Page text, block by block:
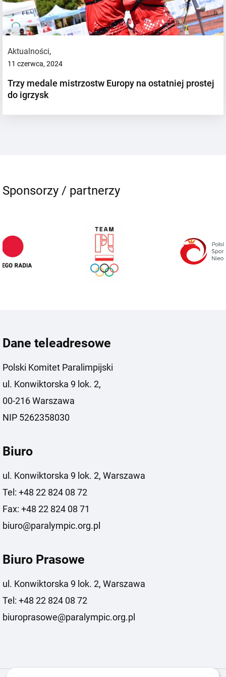
Aktualności,
11 czerwca, 2024
Trzy medale mistrzostw Europy na ostatniej prostej
do igrzysk
Sponsorzy / partnerzy
Dane teleadresowe
Polski Komitet Paralimpijski
ul. Konwiktorska 9 lok. 2,
00-216 Warszawa
NIP 5262358030
Biuro
ul. Konwiktorska 9 lok. 2, Warszawa
Tel: +48 22 824 08 72
Fax: +48 22 824 08 71
biuro@paralympic.org.pl
Biuro Prasowe
ul. Konwiktorska 9 lok. 2, Warszawa
Tel: +48 22 824 08 72
biuroprasowe@paralympic.org.pl